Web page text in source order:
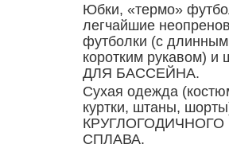
Юбки, «термо»
легчайшие
футболки (с
коротким рукавом) и
ДЛЯ БАССЕЙНА.
Сухая одежда
куртки, штаны,
КРУГЛОГОДИЧНОГО
СПЛАВА.